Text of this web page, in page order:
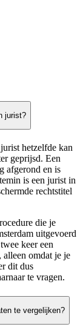
jurist?
hetzelfde kan
geprijsd. Een
afgerond en is
is een jurist in
rechtstitel
die je
uitgevoerd
keer een
alleen omdat je je
dit dus
te vragen.
te vergelijken?